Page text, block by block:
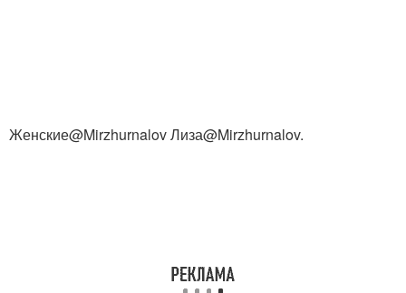
Женские@Mirzhurnalov Лиза@Mirzhurnalov.